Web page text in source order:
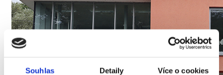
Souhlas Detaily Více o cookies